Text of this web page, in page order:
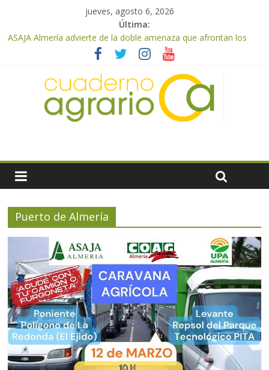
jueves, agosto 6, 2026
Última:
ASAJA Almería advierte de la doble amenaza que afrontan los
cítricos: la clorosis y la caída de los precios
ASAJA Almería: las primeras recolecciones de almendra
confirman una cosecha desigual marcada por las inclemencias
meteorológicas y la incertidumbre en los precios
El Ministerio de Agricultura, Pesca y Alimentación autoriza el
pago de 85 millones adicionales de ayudas de la PAC de
Cooperativas Agro-alimentarias de Andalucía celebra la
activación del mecanismo de regulación de oferta de aceite de
Puerto de Almería